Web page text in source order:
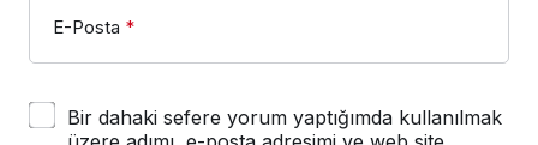
E-Posta *
Bir dahaki sefere yorum yaptığımda kullanılmak